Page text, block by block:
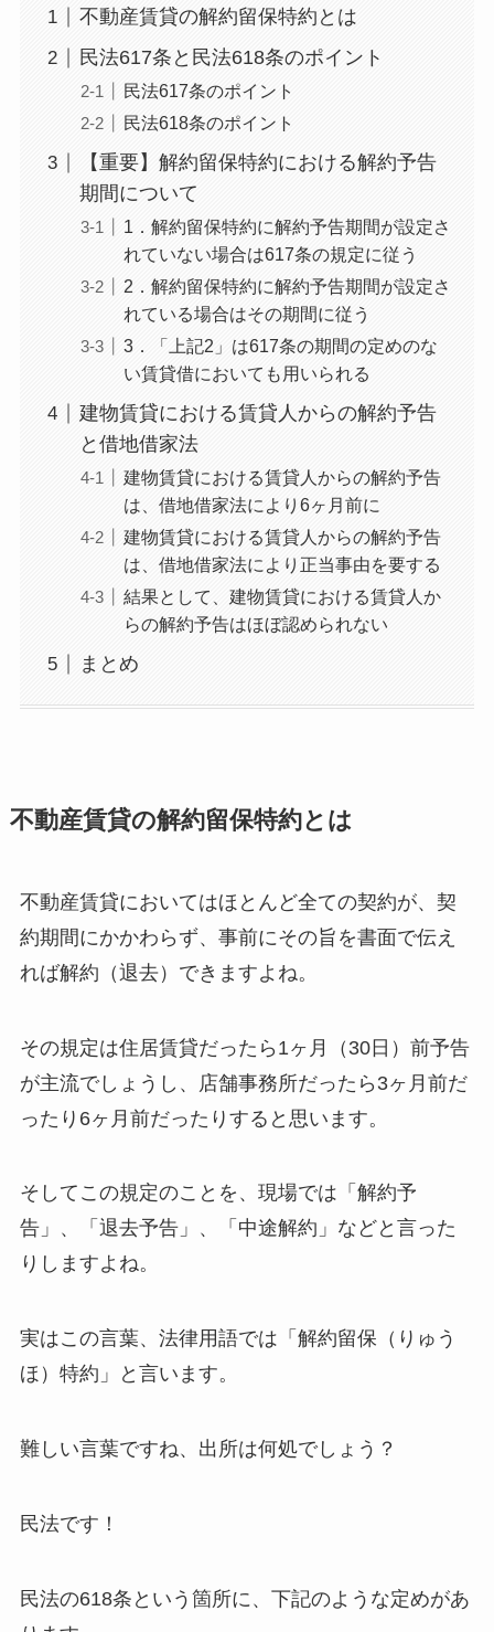
不動産賃貸の解約留保特約とは
民法617条と民法618条のポイント
民法617条のポイント
民法618条のポイント
【重要】解約留保特約における解約予告
期間について
1．解約留保特約に解約予告期間が設定さ
れていない場合は617条の規定に従う
2．解約留保特約に解約予告期間が設定さ
れている場合はその期間に従う
3．「上記2」は617条の期間の定めのな
い賃貸借においても用いられる
建物賃貸における賃貸人からの解約予告
と借地借家法
建物賃貸における賃貸人からの解約予告
は、借地借家法により6ヶ月前に
建物賃貸における賃貸人からの解約予告
は、借地借家法により正当事由を要する
結果として、建物賃貸における賃貸人か
らの解約予告はほぼ認められない
まとめ
不動産賃貸の解約留保特約とは
不動産賃貸においてはほとんど全ての契約が、契
約期間にかかわらず、事前にその旨を書面で伝え
れば解約（退去）できますよね。
その規定は住居賃貸だったら1ヶ月（30日）前予告
が主流でしょうし、店舗事務所だったら3ヶ月前だ
ったり6ヶ月前だったりすると思います。
そしてこの規定のことを、現場では「解約予
告」、「退去予告」、「中途解約」などと言った
りしますよね。
実はこの言葉、法律用語では「解約留保（りゅう
ほ）特約」と言います。
難しい言葉ですね、出所は何処でしょう？
民法です！
民法の618条という箇所に、下記のような定めがあ